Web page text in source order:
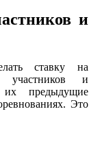
и
ставку на
участников и
предыдущие
Это